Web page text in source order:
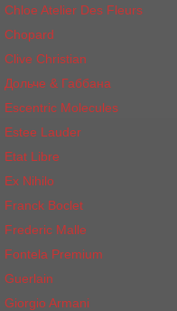
Atelier Des Fleurs
Christian
& Габбана
Molecules
Lаudеr
Libre
Nihilo
Boclet
Mаlle
Premium
Armani